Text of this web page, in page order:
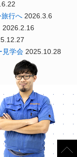
行へ 2026.3.6
2026.2.16
学会 2025.10.28